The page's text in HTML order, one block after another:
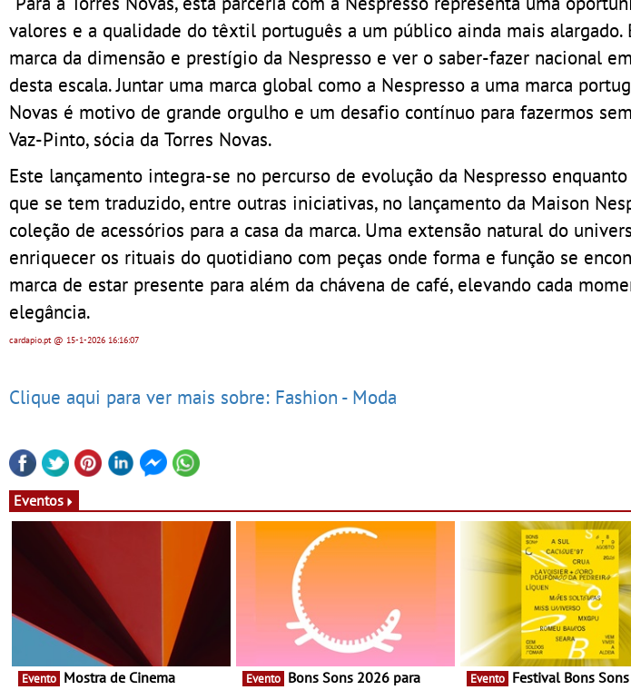
valores e a qualidade do têxtil português a um público ainda mais alargado.
marca da dimensão e prestígio da Nespresso e ver o saber-fazer nacional
desta escala. Juntar uma marca global como a Nespresso a uma marca
Novas é motivo de grande orgulho e um desafio contínuo para fazermos
Vaz-Pinto, sócia da Torres Novas.
Este lançamento integra-se no percurso de evolução da Nespresso
que se tem traduzido, entre outras iniciativas, no lançamento da Maison
coleção de acessórios para a casa da marca. Uma extensão natural do
enriquecer os rituais do quotidiano com peças onde forma e função se
marca de estar presente para além da chávena de café, elevando cada
elegância.
cardapio.pt@ 15-1-2026 16:16:07
Clique aqui para ver mais sobre: Fashion - Moda
Eventos
Evento Evento Evento